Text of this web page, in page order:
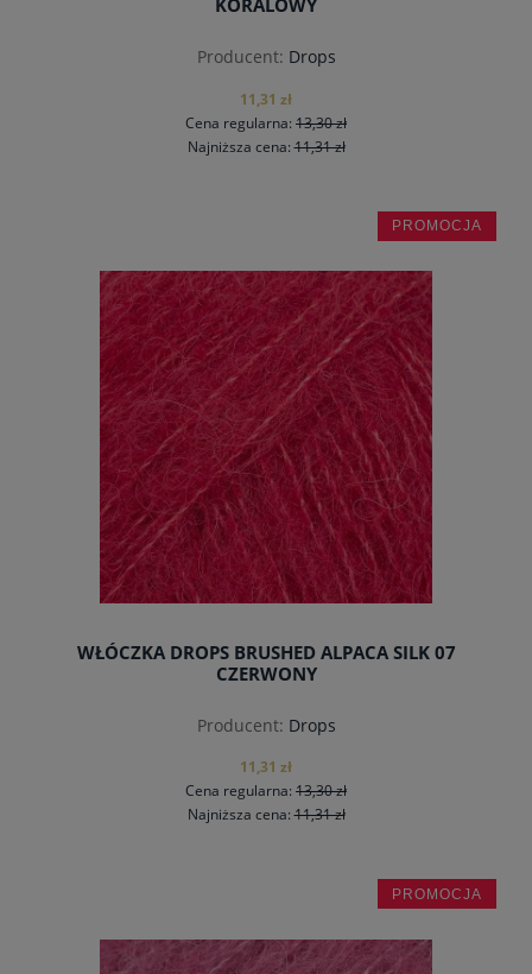
KORALOWY
Producent: Drops
11,31 zł
Cena regularna: 13,30 zł
Najniższa cena:11,31 zł
do koszyka
WŁÓCZKA DROPS BRUSHED ALPACA SILK 07
CZERWONY
Producent: Drops
11,31 zł
Cena regularna: 13,30 zł
Najniższa cena:11,31 zł
do koszyka
PROMOCJA
PROMOCJA